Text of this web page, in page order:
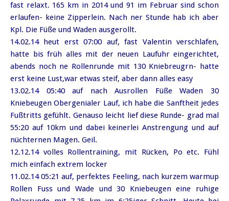
fast relaxt. 165 km in 2014 und 91 im Februar sind schon
erlaufen- keine Zipperlein. Nach ner Stunde hab ich aber
Kpl. Die Füße und Waden ausgerollt.
14.02.14 heut erst 07:00 auf, fast Valentin verschlafen,
hatte bis früh alles mit der neuen Laufuhr eingerichtet,
abends noch ne Rollenrunde mit 130 Kniebreugrn- hatte
erst keine Lust,war etwas steif, aber dann alles easy
13.02.14 05:40 auf nach Ausrollen Füße Waden 30
Kniebeugen Obergenialer Lauf, ich habe die Sanftheit jedes
Fußtritts gefühlt. Genauso leicht lief diese Runde- grad mal
55:20 auf 10km und dabei keinerlei Anstrengung und auf
nüchternen Magen. Geil.
12.12.14 volles Rollentraining, mit Rücken, Po etc. Fühl
mich einfach extrem locker
11.02.14 05:21 auf, perfektes Feeling, nach kurzem warmup
Rollen Fuss und Wade und 30 Kniebeugen eine ruhige